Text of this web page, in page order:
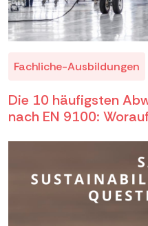
Fachliche-Ausbildungen
Die 10 häufigsten
nach EN 9100: